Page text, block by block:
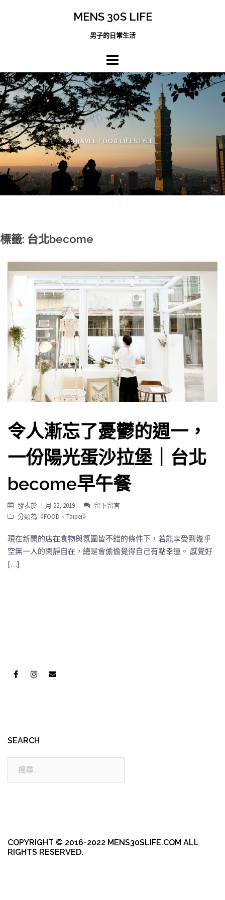
MENS 30S LIFE
男子的日常生活
TRAVEL FOOD LIFESTYLE
標籤: 台北become
令人漸忘了憂鬱的週一，
一份陽光蛋沙拉堡｜台北
become早午餐
發表於十月 22, 2019
留下留言
分類為《FOOD 、 Taipei》
現在新開的店在食物與氛圍皆不錯的條件下，若能享受到幾乎
空無一人的閑靜自在，總是會偷偷覺得自己有點幸運。 感覺好
[…]
SEARCH
COPYRIGHT © 2016-2022 MENS30SLIFE.COM ALL
RIGHTS RESERVED.